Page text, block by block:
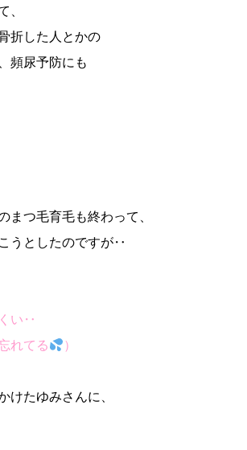
、
折した人とかの
頻尿予防にも
まつ毛育毛も終わって、
うとしたのですが‥
い‥
れてる
）
けたゆみさんに、